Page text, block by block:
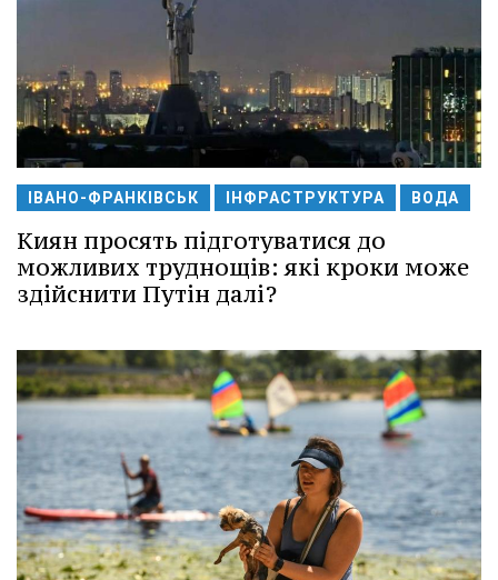
ІВАНО-ФРАНКІВСЬК ІНФРАСТРУКТУРА ВОДА
Киян просять підготуватися до
можливих труднощів: які кроки може
здійснити Путін далі?